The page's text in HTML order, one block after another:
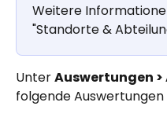
Weitere
"Standorte &
Unter Auswertungen
folgende Auswertungen